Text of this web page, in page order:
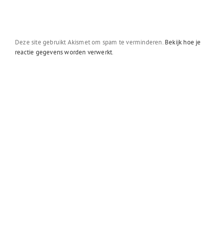
Deze site gebruikt Akismet om spam te verminderen. Bekijk hoe je
reactie gegevens worden verwerkt.